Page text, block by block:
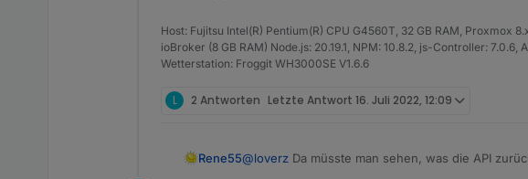
Host: Fujitsu Intel(R) Pentium(R) CPU G4560T, 32 GB RAM, Proxmox
ioBroker (8 GB RAM) Node.js: 20.19.1, NPM: 10.8.2, js-Controller: 7.0.6,
Wetterstation: Froggit WH3000SE V1.6.6
L 2 Antworten Letzte Antwort 16. Juli 2022, 12:09
Rene55@loverz Da müsste man sehen, was die API